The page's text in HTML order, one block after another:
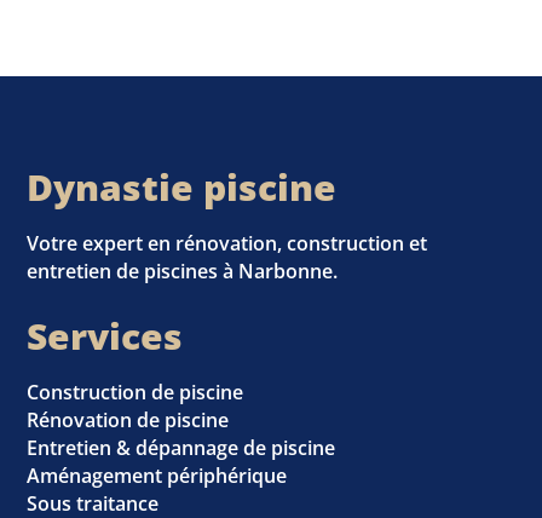
Dynastie piscine
Votre expert en rénovation, construction et
entretien de piscines à Narbonne.
Services
Construction de piscine
Rénovation de piscine
Entretien & dépannage de piscine
Aménagement périphérique
Sous traitance